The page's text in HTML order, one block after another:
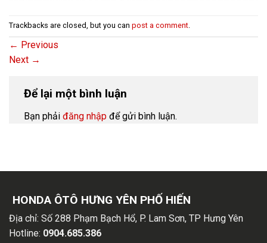
Trackbacks are closed, but you can post a comment.
← Previous
Next →
Để lại một bình luận
Bạn phải đăng nhập để gửi bình luận.
HONDA ÔTÔ HƯNG YÊN PHỐ HIẾN
Địa chỉ: Số 288 Phạm Bạch Hổ, P. Lam Sơn, TP Hưng Yên
Hotline: 0904.685.386